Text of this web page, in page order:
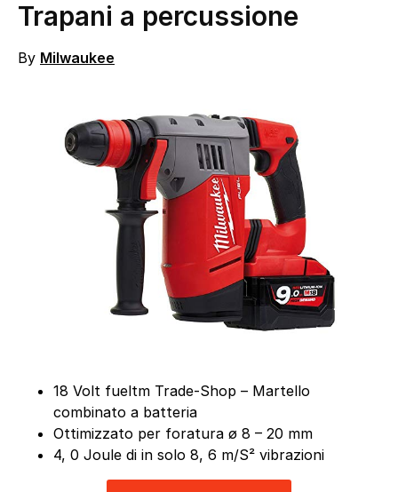
Trapani a percussione
By Milwaukee
18 Volt fueltm Trade-Shop – Martello
combinato a batteria
Ottimizzato per foratura ø 8 – 20 mm
4, 0 Joule di in solo 8, 6 m/S² vibrazioni